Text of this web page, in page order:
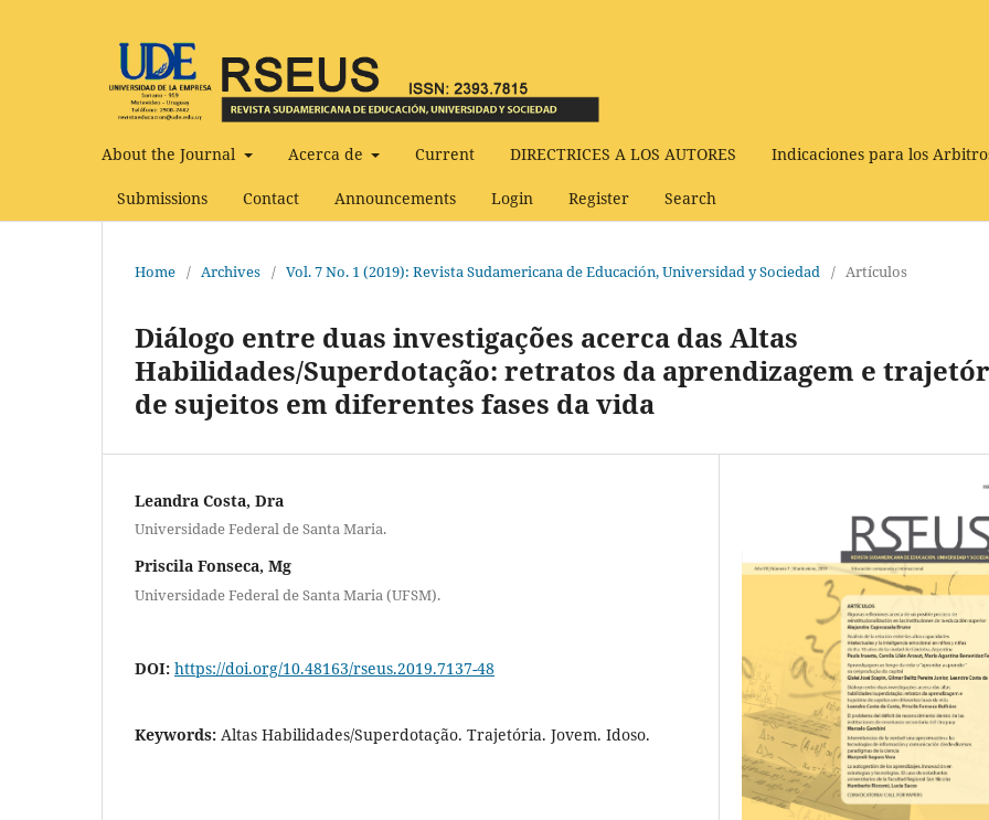
About the Journal Acerca de Current DIRECTRICES A LOS AUTORES Indicaciones para los
Submissions Contact Announcements Login Register Search
Home / Archives / Vol. 7 No. 1 (2019): Revista Sudamericana de Educación, Universidad y Sociedad / Artículos
Diálogo entre duas investigações acerca das Altas
Habilidades/Superdotação: retratos da aprendizagem e
de sujeitos em diferentes fases da vida
Leandra Costa, Dra
Universidade Federal de Santa Maria.
Priscila Fonseca, Mg
Universidade Federal de Santa Maria (UFSM).
DOI: https://doi.org/10.48163/rseus.2019.7137-48
Keywords: Altas Habilidades/Superdotação. Trajetória. Jovem. Idoso.